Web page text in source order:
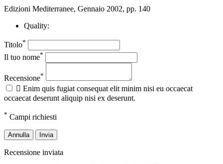
Edizioni Mediterranee, Gennaio 2002, pp. 140
Quality:
Titolo*
Il tuo nome*
Recensione*
 Enim quis fugiat consequat elit minim nisi eu occaecat
occaecat deserunt aliquip nisi ex deserunt.
* Campi richiesti
Annulla Invia
Recensione inviata